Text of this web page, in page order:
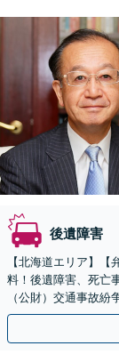
後遺障害
【北海道エリア】
料！後遺障害、死亡
（公財）交通事故
所調停委員の経験あ